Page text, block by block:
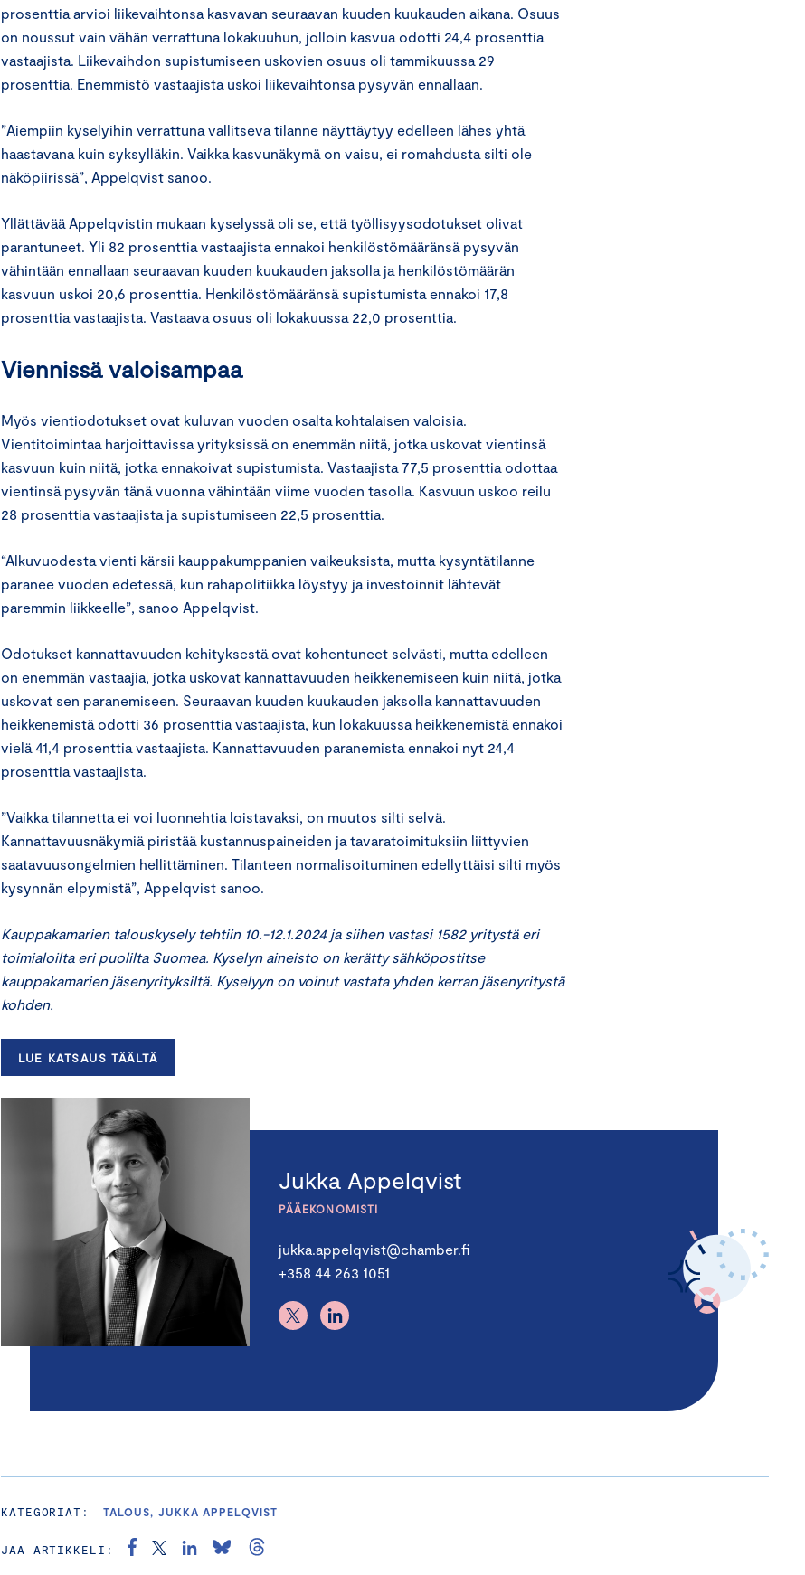
prosenttia arvioi liikevaihtonsa kasvavan seuraavan kuuden kuukauden aikana. Osuus
on noussut vain vähän verrattuna lokakuuhun, jolloin kasvua odotti 24,4 prosenttia
vastaajista. Liikevaihdon supistumiseen uskovien osuus oli tammikuussa 29
prosenttia. Enemmistö vastaajista uskoi liikevaihtonsa pysyvän ennallaan.
”Aiempiin kyselyihin verrattuna vallitseva tilanne näyttäytyy edelleen lähes yhtä
haastavana kuin syksylläkin. Vaikka kasvunäkymä on vaisu, ei romahdusta silti ole
näköpiirissä”, Appelqvist sanoo.
Yllättävää Appelqvistin mukaan kyselyssä oli se, että työllisyysodotukset olivat
parantuneet. Yli 82 prosenttia vastaajista ennakoi henkilöstömääränsä pysyvän
vähintään ennallaan seuraavan kuuden kuukauden jaksolla ja henkilöstömäärän
kasvuun uskoi 20,6 prosenttia. Henkilöstömääränsä supistumista ennakoi 17,8
prosenttia vastaajista. Vastaava osuus oli lokakuussa 22,0 prosenttia.
Viennissä valoisampaa
Myös vientiodotukset ovat kuluvan vuoden osalta kohtalaisen valoisia.
Vientitoimintaa harjoittavissa yrityksissä on enemmän niitä, jotka uskovat vientinsä
kasvuun kuin niitä, jotka ennakoivat supistumista. Vastaajista 77,5 prosenttia odottaa
vientinsä pysyvän tänä vuonna vähintään viime vuoden tasolla. Kasvuun uskoo reilu
28 prosenttia vastaajista ja supistumiseen 22,5 prosenttia.
“Alkuvuodesta vienti kärsii kauppakumppanien vaikeuksista, mutta kysyntätilanne
paranee vuoden edetessä, kun rahapolitiikka löystyy ja investoinnit lähtevät
paremmin liikkeelle”, sanoo Appelqvist.
Odotukset kannattavuuden kehityksestä ovat kohentuneet selvästi, mutta edelleen
on enemmän vastaajia, jotka uskovat kannattavuuden heikkenemiseen kuin niitä, jotka
uskovat sen paranemiseen. Seuraavan kuuden kuukauden jaksolla kannattavuuden
heikkenemistä odotti 36 prosenttia vastaajista, kun lokakuussa heikkenemistä ennakoi
vielä 41,4 prosenttia vastaajista. Kannattavuuden paranemista ennakoi nyt 24,4
prosenttia vastaajista.
”Vaikka tilannetta ei voi luonnehtia loistavaksi, on muutos silti selvä.
Kannattavuusnäkymiä piristää kustannuspaineiden ja tavaratoimituksiin liittyvien
saatavuusongelmien hellittäminen. Tilanteen normalisoituminen edellyttäisi silti myös
kysynnän elpymistä”, Appelqvist sanoo.
Kauppakamarien talouskysely tehtiin 10.-12.1.2024 ja siihen vastasi 1582 yritystä eri
toimialoilta eri puolilta Suomea. Kyselyn aineisto on kerätty sähköpostitse
kauppakamarien jäsenyrityksiltä. Kyselyyn on voinut vastata yhden kerran jäsenyritystä
kohden.
LUE KATSAUS TÄÄLTÄ
Jukka Appelqvist
PÄÄEKONOMISTI
jukka.appelqvist@chamber.fi
+358 44 263 1051
KATEGORIAT: TALOUS, JUKKA APPELQVIST
JAA ARTIKKELI: